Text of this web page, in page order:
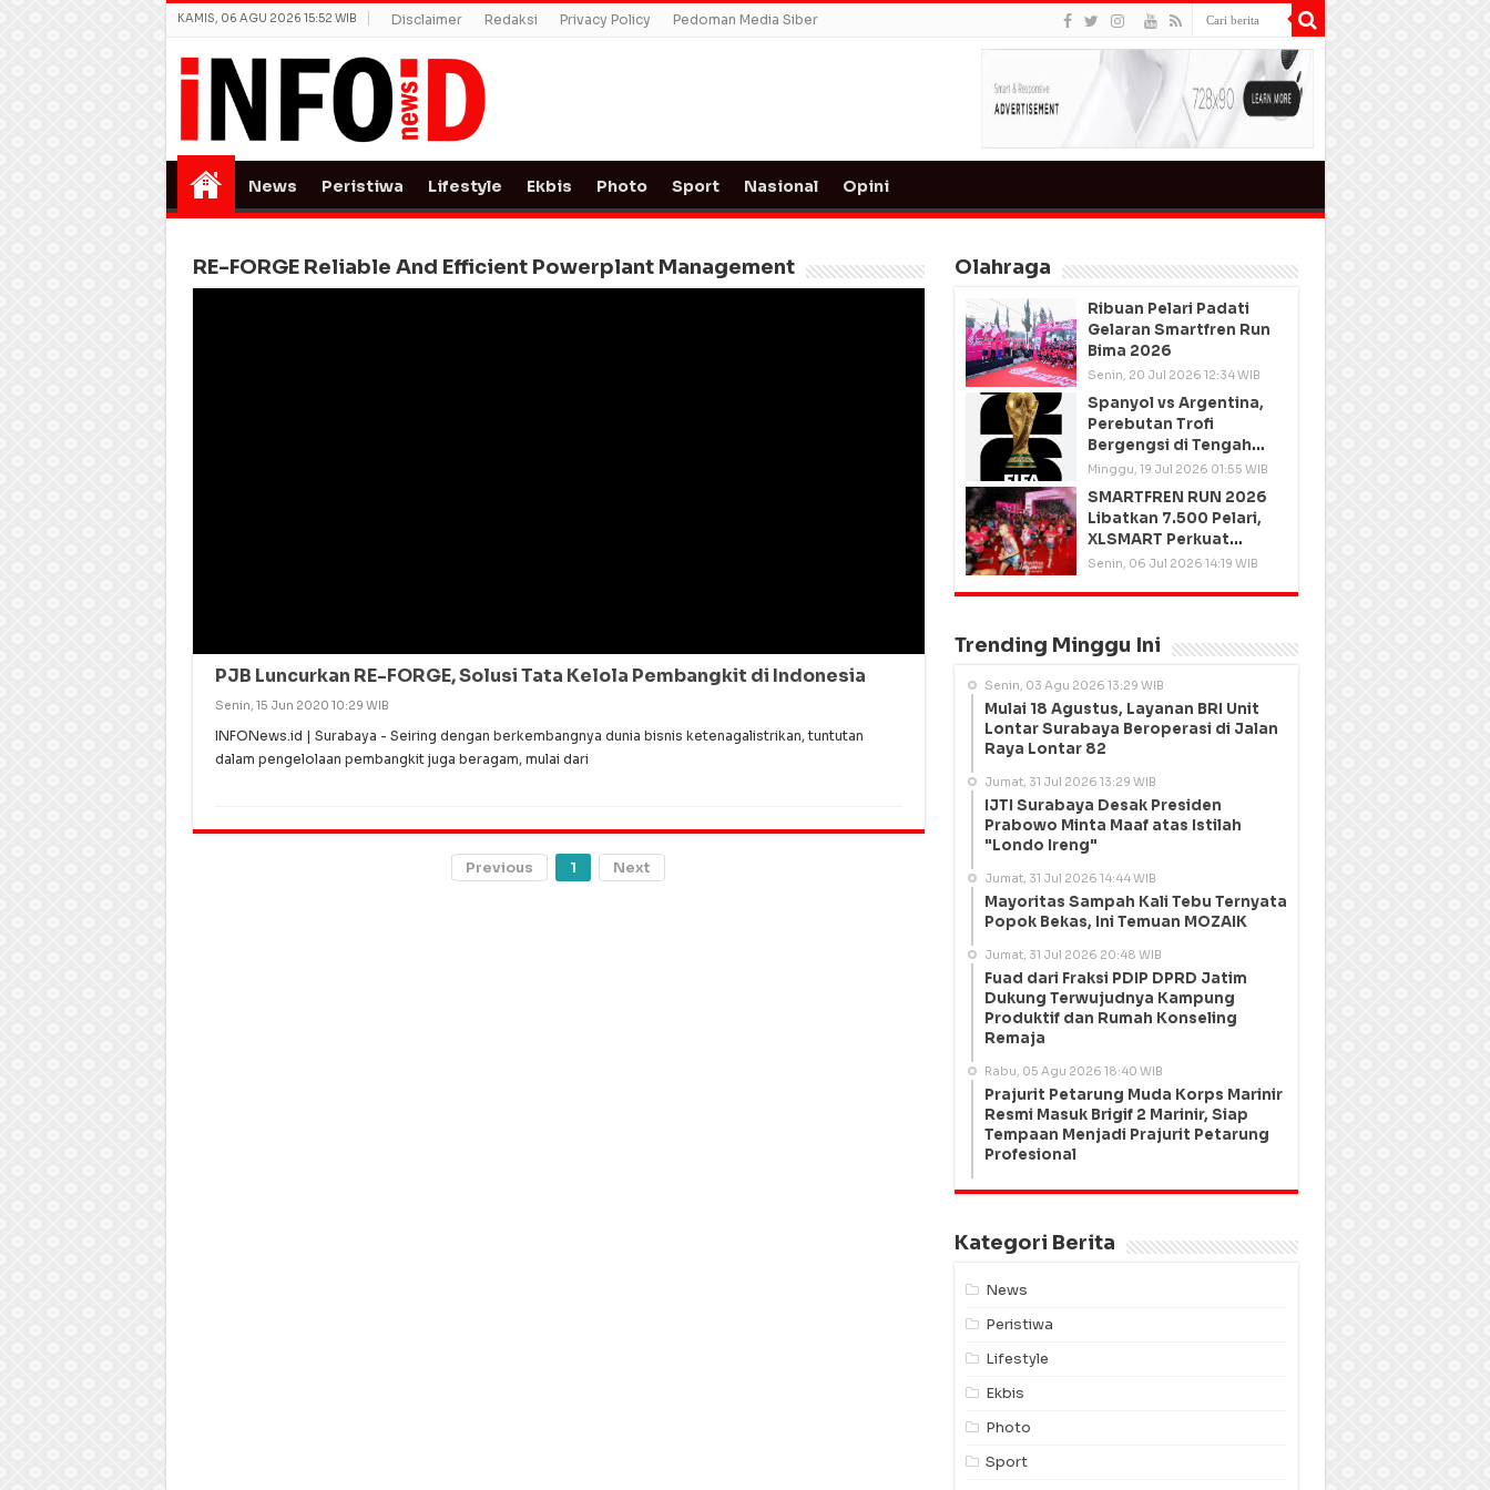
KAMIS, 06 AGU 2026 15:52 WIB Disclaimer Redaksi Privacy Policy Pedoman Media Siber
News Peristiwa Lifestyle Ekbis Photo Sport Nasional Opini
RE-FORGE Reliable And Efficient Powerplant Management
PJB Luncurkan RE-FORGE, Solusi Tata Kelola Pembangkit di Indonesia
Senin, 15 Jun 2020 10:29 WIB
INFONews.id | Surabaya - Seiring dengan berkembangnya dunia bisnis ketenagalistrikan, tuntutan
dalam pengelolaan pembangkit juga beragam, mulai dari
Previous 1 Next
Olahraga
Ribuan Pelari Padati
Gelaran Smartfren Run
Bima 2026
Senin, 20 Jul 2026 12:34 WIB
Spanyol vs Argentina,
Perebutan Trofi
Bergengsi di Tengah
Semangat Persatuan
Minggu, 19 Jul 2026 01:55 WIB
SMARTFREN RUN 2026
Libatkan 7.500 Pelari,
XLSMART Perkuat
Kedekatan dengan
Senin, 06 Jul 2026 14:19 WIB
Trending Minggu Ini
Senin, 03 Agu 2026 13:29 WIB
Mulai 18 Agustus, Layanan BRI Unit
Lontar Surabaya Beroperasi di Jalan
Raya Lontar 82
Jumat, 31 Jul 2026 13:29 WIB
IJTI Surabaya Desak Presiden
Prabowo Minta Maaf atas Istilah
"Londo Ireng"
Jumat, 31 Jul 2026 14:44 WIB
Mayoritas Sampah Kali Tebu Ternyata
Popok Bekas, Ini Temuan MOZAIK
Jumat, 31 Jul 2026 20:48 WIB
Fuad dari Fraksi PDIP DPRD Jatim
Dukung Terwujudnya Kampung
Produktif dan Rumah Konseling
Remaja
Rabu, 05 Agu 2026 18:40 WIB
Prajurit Petarung Muda Korps Marinir
Resmi Masuk Brigif 2 Marinir, Siap
Tempaan Menjadi Prajurit Petarung
Profesional
Kategori Berita
News
Peristiwa
Lifestyle
Ekbis
Photo
Sport